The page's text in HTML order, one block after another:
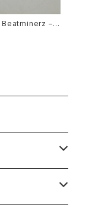
Beatminerz –